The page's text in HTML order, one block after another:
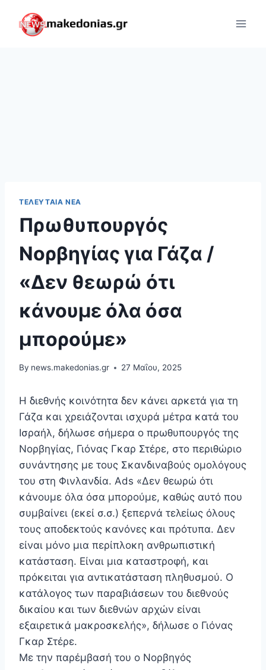
content
ΤΕΛΕΥΤΑΊΑ ΝΈΑ
Πρωθυπουργός
Νορβηγίας για Γάζα /
«Δεν θεωρώ ότι
κάνουμε όλα όσα
μπορούμε»
By news.makedonias.gr 27 Μαΐου, 2025
Η διεθνής κοινότητα δεν κάνει αρκετά για τη
Γάζα και χρειάζονται ισχυρά μέτρα κατά του
Ισραήλ, δήλωσε σήμερα ο πρωθυπουργός της
Νορβηγίας, Γιόνας Γκαρ Στέρε, στο περιθώριο
συνάντησης με τους Σκανδιναβούς ομολόγους
του στη Φινλανδία. Ads «Δεν θεωρώ ότι
κάνουμε όλα όσα μπορούμε, καθώς αυτό που
συμβαίνει (εκεί σ.σ.) ξεπερνά τελείως όλους
τους αποδεκτούς κανόνες και πρότυπα. Δεν
είναι μόνο μια περίπλοκη ανθρωπιστική
κατάσταση. Είναι μια καταστροφή, και
πρόκειται για αντικατάσταση πληθυσμού. Ο
κατάλογος των παραβιάσεων του διεθνούς
δικαίου και των διεθνών αρχών είναι
εξαιρετικά μακροσκελής», δήλωσε ο Γιόνας
Γκαρ Στέρε.
Με την παρέμβασή του ο Νορβηγός